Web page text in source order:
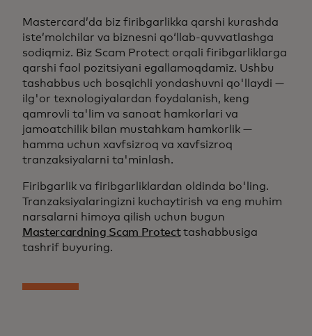
Mastercard’da biz firibgarlikka qarshi kurashda
iste’molchilar va biznesni qo‘llab-quvvatlashga
sodiqmiz. Biz Scam Protect orqali firibgarliklarga
qarshi faol pozitsiyani egallamoqdamiz. Ushbu
tashabbus uch bosqichli yondashuvni qo'llaydi —
ilg'or texnologiyalardan foydalanish, keng
qamrovli ta'lim va sanoat hamkorlari va
jamoatchilik bilan mustahkam hamkorlik —
hamma uchun xavfsizroq va xavfsizroq
tranzaksiyalarni ta'minlash.
Firibgarlik va firibgarliklardan oldinda bo'ling.
Tranzaksiyalaringizni kuchaytirish va eng muhim
narsalarni himoya qilish uchun bugun
Mastercardning Scam Protecttashabbusiga
tashrif buyuring.